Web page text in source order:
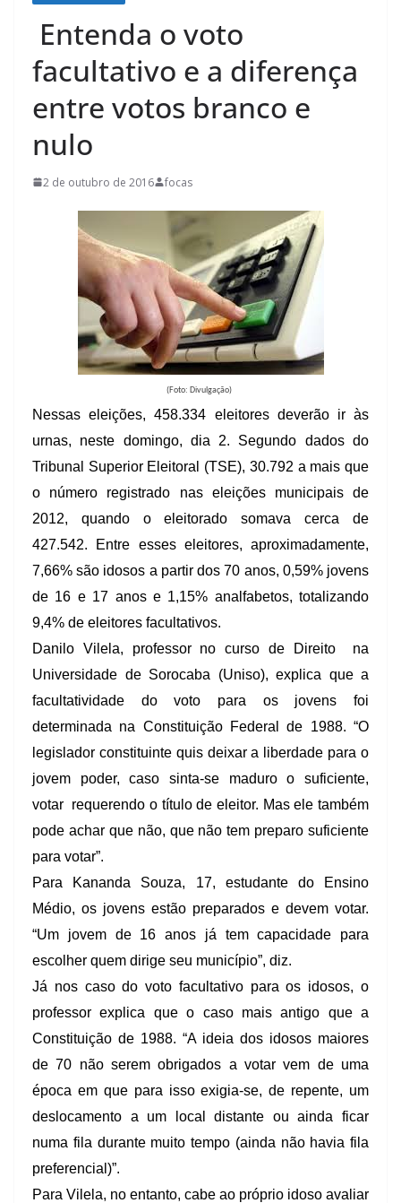
Entenda o voto
facultativo e a diferença
entre votos branco e
nulo
2 de outubro de 2016 focas
(Foto: Divulgação)
Nessas eleições, 458.334 eleitores deverão ir às
urnas, neste domingo, dia 2. Segundo dados do
Tribunal Superior Eleitoral (TSE), 30.792 a mais que
o número registrado nas eleições municipais de
2012, quando o eleitorado somava cerca de
427.542. Entre esses eleitores, aproximadamente,
7,66% são idosos a partir dos 70 anos, 0,59% jovens
de 16 e 17 anos e 1,15% analfabetos, totalizando
9,4% de eleitores facultativos.
Danilo Vilela, professor no curso de Direito na
Universidade de Sorocaba (Uniso), explica que a
facultatividade do voto para os jovens foi
determinada na Constituição Federal de 1988. “O
legislador constituinte quis deixar a liberdade para o
jovem poder, caso sinta-se maduro o suficiente,
votar requerendo o título de eleitor. Mas ele também
pode achar que não, que não tem preparo suficiente
para votar”.
Para Kananda Souza, 17, estudante do Ensino
Médio, os jovens estão preparados e devem votar.
“Um jovem de 16 anos já tem capacidade para
escolher quem dirige seu município”, diz.
Já nos caso do voto facultativo para os idosos, o
professor explica que o caso mais antigo que a
Constituição de 1988. “A ideia dos idosos maiores
de 70 não serem obrigados a votar vem de uma
época em que para isso exigia-se, de repente, um
deslocamento a um local distante ou ainda ficar
numa fila durante muito tempo (ainda não havia fila
preferencial)”.
Para Vilela, no entanto, cabe ao próprio idoso avaliar